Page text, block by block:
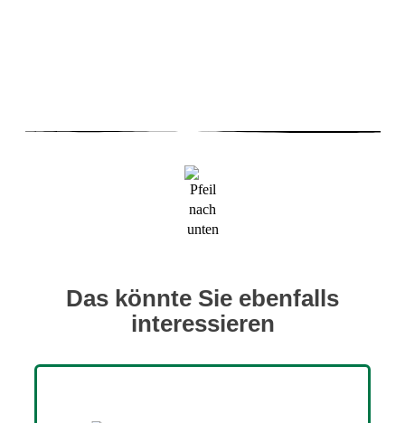
Das könnte Sie ebenfalls
interessieren